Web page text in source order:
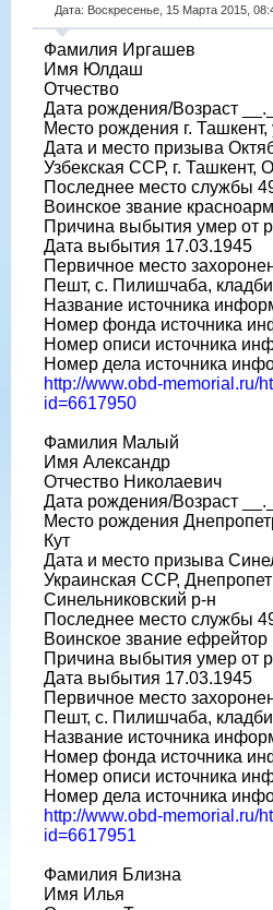
Дата: Воскресенье, 15 Марта 2015,
Фамилия Иргашев
Имя Юлдаш
Отчество
Дата рождения/Возраст
Место рождения г.
Дата и место призыва
Узбекская ССР, г. Ташкент,
Последнее место службы
Воинское звание
Причина выбытия умер от
Дата выбытия 17.03.1945
Первичное место
Пешт, с. Пилишчаба,
Название источника
Номер фонда источника
Номер описи источника
Номер дела источника
http://www.obd-memorial.ru/
id=6617950
Фамилия Малый
Имя Александр
Отчество Николаевич
Дата рождения/Возраст
Место рождения
Кут
Дата и место призыва
Украинская ССР,
Синельниковский р-н
Последнее место службы
Воинское звание ефрейтор
Причина выбытия умер от
Дата выбытия 17.03.1945
Первичное место
Пешт, с. Пилишчаба,
Название источника
Номер фонда источника
Номер описи источника
Номер дела источника
http://www.obd-memorial.ru/
id=6617951
Фамилия Близна
Имя Илья